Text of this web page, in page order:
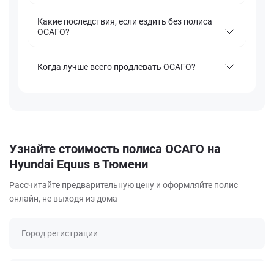
Какие последствия, если ездить без полиса
ОСАГО?
Когда лучше всего продлевать ОСАГО?
Узнайте стоимость полиса ОСАГО на
Hyundai Equus в Тюмени
Рассчитайте предварительную цену и оформляйте полис
онлайн, не выходя из дома
Город регистрации